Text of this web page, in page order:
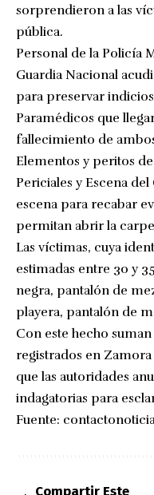
sorprendieron a las
pública.
Personal de la Policía
Guardia Nacional
para preservar
Paramédicos que
fallecimiento de
Elementos y peritos
Periciales y Escena
escena para recabar
permitan abrir la
Las víctimas, cuya
estimadas entre 30 y
negra, pantalón de
playera, pantalón de
Con este hecho
registrados en
que las autoridades
indagatorias para
Fuente:
Compartir Este